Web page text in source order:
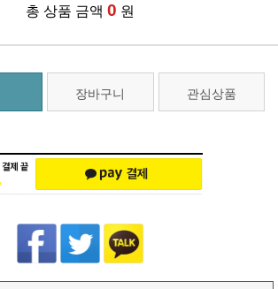
총 상품 금액 0 원
장바구니 관심상품